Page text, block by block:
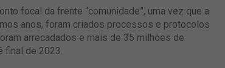
focal da frente “comunidade”, uma vez que a
anos, foram criados processos e protocolos
arrecadados e mais de 35 milhões de
final de 2023.